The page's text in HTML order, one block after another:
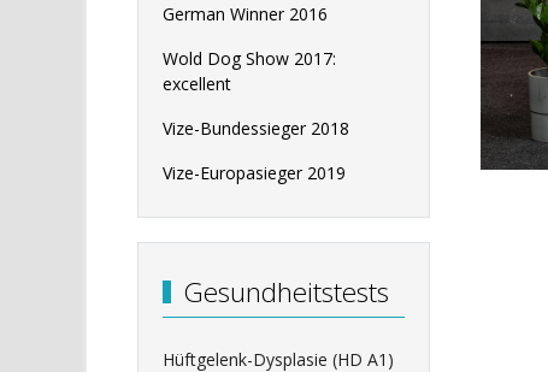
German Winner 2016
Wold Dog Show 2017:
excellent
Vize-Bundessieger 2018
Vize-Europasieger 2019
Gesundheitstests
Hüftgelenk-Dysplasie (HD A1)